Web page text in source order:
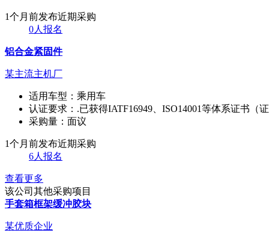
1个月前发布近期采购
0人报名
铝合金紧固件
某主流主机厂
适用车型： 乘用车
认证要求： .已获得IATF16949、ISO14001等体系证书（
采购量： 面议
1个月前发布近期采购
6人报名
查看更多
该公司其他采购项目
手套箱框架缓冲胶块
某优质企业